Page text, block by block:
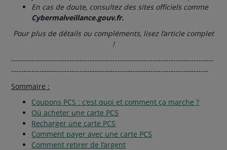
En cas de doute, consultez des sites officiels comme
Cybermalveillance.gouv.fr.
Pour plus de détails ou compléments, lisez l’article complet
!
--------------------------------------------------------------------------------
------------------------------------------------------------------------------
Sommaire :
Coupons PCS : c'est quoi et comment ça marche ?
Où acheter une carte PCS
Recharger une carte PCS
Comment payer avec une carte PCS
Comment retirer de l’argent